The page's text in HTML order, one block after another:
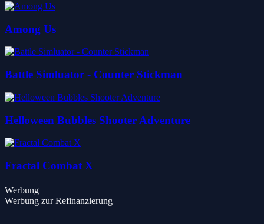
Among Us
Battle Simluator - Counter Stickman
Helloween Bubbles Shooter Adventure
Fractal Combat X
Werbung
Werbung zur Refinanzierung